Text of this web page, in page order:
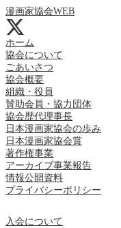
漫画家協会WEB
ホーム
協会について
ごあいさつ
協会概要
組織・役員
賛助会員・協力団体
協会歴代理事長
日本漫画家協会の歩み
日本漫画家協会賞
著作権事業
アーカイブ事業報告
情報公開資料
プライバシーポリシー
入会について